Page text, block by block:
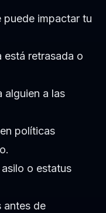
puede impactar tu
está retrasada o
alguien a las
políticas
o estatus
antes de